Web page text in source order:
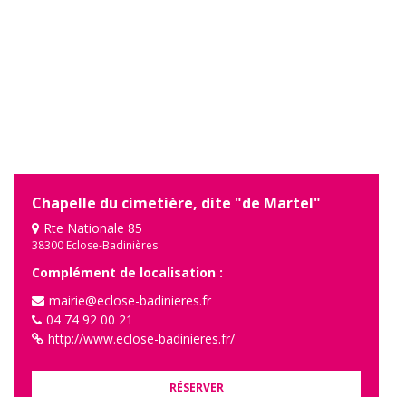
Chapelle du cimetière, dite "de Martel"
Rte Nationale 85
38300 Eclose-Badinières
Complément de localisation :
mairie@eclose-badinieres.fr
04 74 92 00 21
http://www.eclose-badinieres.fr/
RÉSERVER